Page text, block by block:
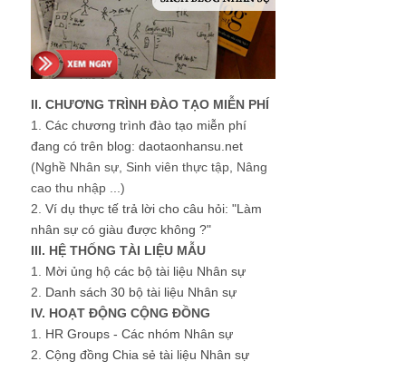
II. CHƯƠNG TRÌNH ĐÀO TẠO MIỄN PHÍ
1. Các chương trình đào tạo miễn phí
đang có trên blog: daotaonhansu.net
(Nghề Nhân sự, Sinh viên thực tập, Nâng
cao thu nhập ...)
2. Ví dụ thực tế trả lời cho câu hỏi: "Làm
nhân sự có giàu được không ?"
III. HỆ THỐNG TÀI LIỆU MẪU
1. Mời ủng hộ các bộ tài liệu Nhân sự
2. Danh sách 30 bộ tài liệu Nhân sự
IV. HOẠT ĐỘNG CỘNG ĐỒNG
1. HR Groups - Các nhóm Nhân sự
2. Cộng đồng Chia sẻ tài liệu Nhân sự